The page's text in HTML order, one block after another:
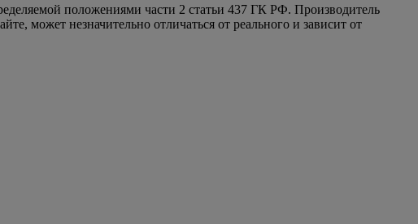
положениями части 2 статьи 437 ГК РФ. Производитель
может незначительно отличаться от реального и зависит от